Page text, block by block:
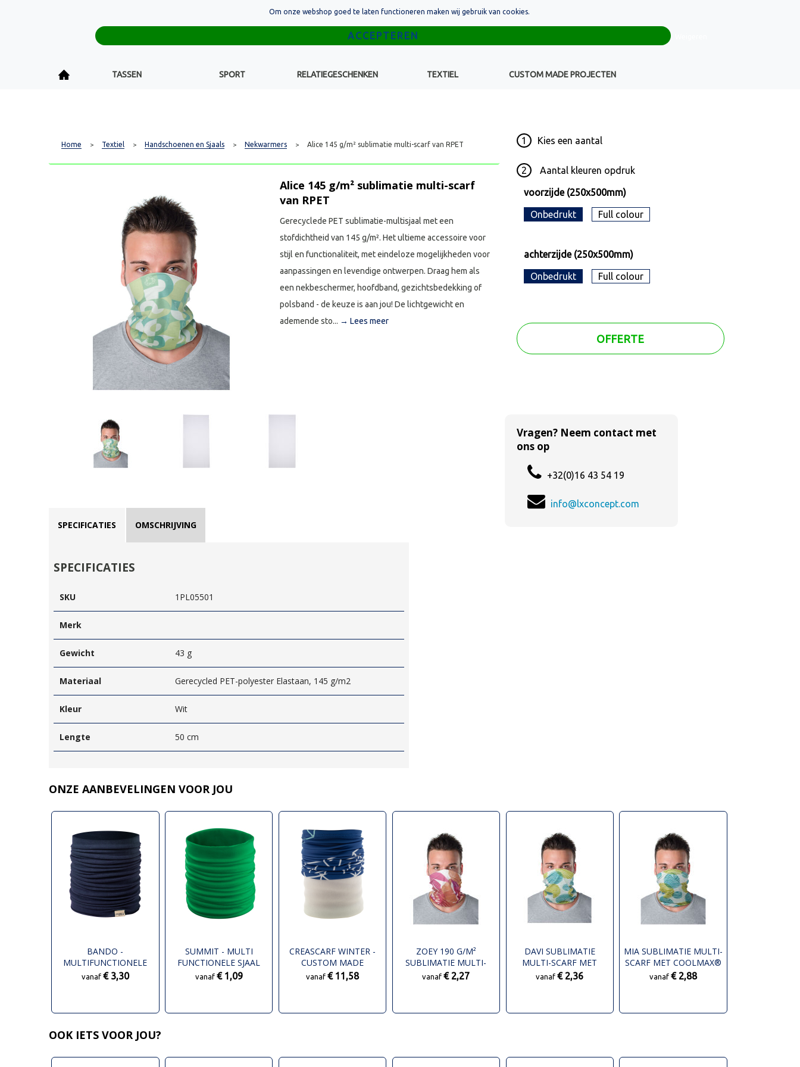
+32(0)16 43 54 19
TASSEN SPORT RELATIEGESCHENKEN TEXTIEL CUSTOM MADE PROJECTEN
Home > Textiel > Handschoenen en Sjaals > Nekwarmers > Alice 145 g/m² sublimatie multi-scarf van RPET 1 Kies een aantal
2 Aantal kleuren opdruk
voorzijde (250x500mm)
Onbedrukt Full colour
achterzijde (250x500mm)
Onbedrukt Full colour
OFFERTE
Alice 145 g/m² sublimatie multi-scarf
van RPET
Gerecyclede PET sublimatie-multisjaal met een
stofdichtheid van 145 g/m². Het ultieme accessoire voor
stijl en functionaliteit, met eindeloze mogelijkheden voor
aanpassingen en levendige ontwerpen. Draag hem als
een nekbeschermer, hoofdband, gezichtsbedekking of
polsband - de keuze is aan jou! De lichtgewicht en
ademende sto... → Lees meer
SPECIFICATIES OMSCHRIJVING
SPECIFICATIES
SKU 1PL05501
Merk
Gewicht 43 g
Materiaal Gerecycled PET-polyester Elastaan, 145 g/m2
Kleur Wit
Lengte 50 cm
Vragen? Neem contact met
ons op
+32(0)16 43 54 19
info@lxconcept.com
ONZE AANBEVELINGEN VOOR JOU
BANDO -
MULTIFUNCTIONELE
SJAAL
vanaf € 3,30
SUMMIT - MULTI
FUNCTIONELE SJAAL
vanaf € 1,09
CREASCARF WINTER -
CUSTOM MADE
MULTIFUNCTIONELE
vanaf€ 11,58
ZOEY 190 G/M²
SUBLIMATIE MULTI-
SCARF
vanaf€ 2,27
DAVI SUBLIMATIE
MULTI-SCARF MET
COOLMAX®
vanaf€ 2,36
MIA SUBLIMATIE MULTI-
SCARF MET COOLMAX®
EN ZOMEN
vanaf€ 2,88
OOK IETS VOOR JOU?
Om onze webshop goed te laten functioneren maken wij gebruik van cookies.